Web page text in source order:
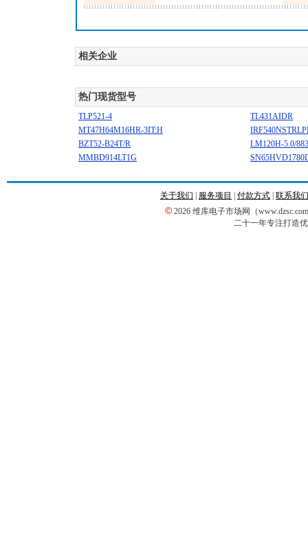
相关企业
热门现货型号
TLP521-4
TL431AIDR
MT47H64M16HR-3IT:H
BZT52-B24T/R
LM120H-5.0/
MMBD914LT1G
关于我们 服务项目 付款方式 联系我们
© 2026 维库电子市场网（
二十一年专注打造